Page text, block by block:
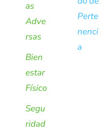
as
Adve
rsas
Bien
estar
Físico
Segu
ridad
Perte
nenci
a